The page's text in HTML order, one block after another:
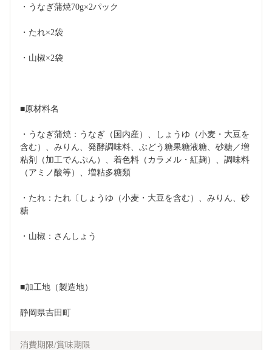
・うなぎ蒲焼70g×2パック
・たれ×2袋
・山椒×2袋
■原材料名
・うなぎ蒲焼：うなぎ（国内産）、しょうゆ（小麦・大豆を
含む）、みりん、発酵調味料、ぶどう糖果糖液糖、砂糖／増
粘剤（加工でんぷん）、着色料（カラメル・紅麹）、調味料
（アミノ酸等）、増粘多糖類
・たれ：たれ〔しょうゆ（小麦・大豆を含む）、みりん、砂
糖
・山椒：さんしょう
■加工地（製造地）
静岡県吉田町
消費期限/賞味期限